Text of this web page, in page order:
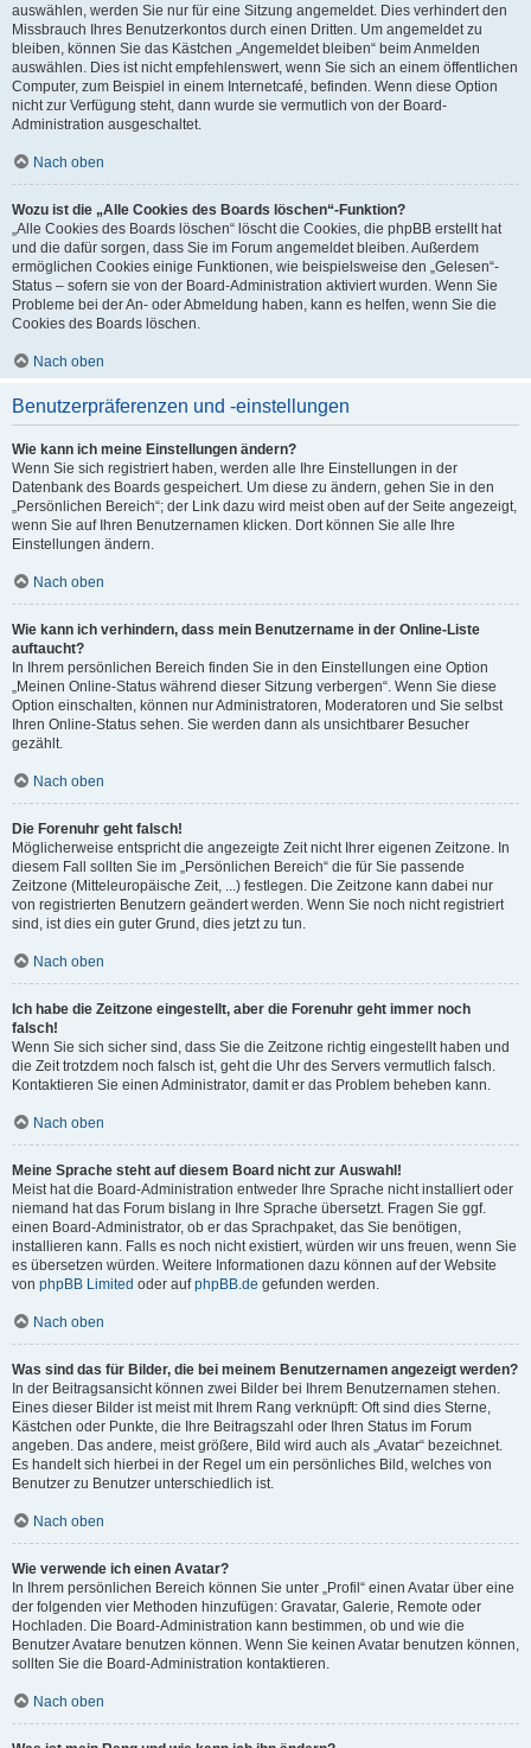
auswählen, werden Sie nur für eine Sitzung angemeldet. Dies verhindert den
Missbrauch Ihres Benutzerkontos durch einen Dritten. Um angemeldet zu
bleiben, können Sie das Kästchen „Angemeldet bleiben“ beim Anmelden
auswählen. Dies ist nicht empfehlenswert, wenn Sie sich an einem öffentlichen
Computer, zum Beispiel in einem Internetcafé, befinden. Wenn diese Option
nicht zur Verfügung steht, dann wurde sie vermutlich von der Board-
Administration ausgeschaltet.
Nach oben
Wozu ist die „Alle Cookies des Boards löschen“-Funktion?
„Alle Cookies des Boards löschen“ löscht die Cookies, die phpBB erstellt hat
und die dafür sorgen, dass Sie im Forum angemeldet bleiben. Außerdem
ermöglichen Cookies einige Funktionen, wie beispielsweise den „Gelesen“-
Status – sofern sie von der Board-Administration aktiviert wurden. Wenn Sie
Probleme bei der An- oder Abmeldung haben, kann es helfen, wenn Sie die
Cookies des Boards löschen.
Nach oben
Benutzerpräferenzen und -einstellungen
Wie kann ich meine Einstellungen ändern?
Wenn Sie sich registriert haben, werden alle Ihre Einstellungen in der
Datenbank des Boards gespeichert. Um diese zu ändern, gehen Sie in den
„Persönlichen Bereich“; der Link dazu wird meist oben auf der Seite angezeigt,
wenn Sie auf Ihren Benutzernamen klicken. Dort können Sie alle Ihre
Einstellungen ändern.
Nach oben
Wie kann ich verhindern, dass mein Benutzername in der Online-Liste
auftaucht?
In Ihrem persönlichen Bereich finden Sie in den Einstellungen eine Option
„Meinen Online-Status während dieser Sitzung verbergen“. Wenn Sie diese
Option einschalten, können nur Administratoren, Moderatoren und Sie selbst
Ihren Online-Status sehen. Sie werden dann als unsichtbarer Besucher
gezählt.
Nach oben
Die Forenuhr geht falsch!
Möglicherweise entspricht die angezeigte Zeit nicht Ihrer eigenen Zeitzone. In
diesem Fall sollten Sie im „Persönlichen Bereich“ die für Sie passende
Zeitzone (Mitteleuropäische Zeit, ...) festlegen. Die Zeitzone kann dabei nur
von registrierten Benutzern geändert werden. Wenn Sie noch nicht registriert
sind, ist dies ein guter Grund, dies jetzt zu tun.
Nach oben
Ich habe die Zeitzone eingestellt, aber die Forenuhr geht immer noch
falsch!
Wenn Sie sich sicher sind, dass Sie die Zeitzone richtig eingestellt haben und
die Zeit trotzdem noch falsch ist, geht die Uhr des Servers vermutlich falsch.
Kontaktieren Sie einen Administrator, damit er das Problem beheben kann.
Nach oben
Meine Sprache steht auf diesem Board nicht zur Auswahl!
Meist hat die Board-Administration entweder Ihre Sprache nicht installiert oder
niemand hat das Forum bislang in Ihre Sprache übersetzt. Fragen Sie ggf.
einen Board-Administrator, ob er das Sprachpaket, das Sie benötigen,
installieren kann. Falls es noch nicht existiert, würden wir uns freuen, wenn Sie
es übersetzen würden. Weitere Informationen dazu können auf der Website
von phpBB Limited oder aufphpBB.de gefunden werden.
Nach oben
Was sind das für Bilder, die bei meinem Benutzernamen angezeigt werden?
In der Beitragsansicht können zwei Bilder bei Ihrem Benutzernamen stehen.
Eines dieser Bilder ist meist mit Ihrem Rang verknüpft: Oft sind dies Sterne,
Kästchen oder Punkte, die Ihre Beitragszahl oder Ihren Status im Forum
angeben. Das andere, meist größere, Bild wird auch als „Avatar“ bezeichnet.
Es handelt sich hierbei in der Regel um ein persönliches Bild, welches von
Benutzer zu Benutzer unterschiedlich ist.
Nach oben
Wie verwende ich einen Avatar?
In Ihrem persönlichen Bereich können Sie unter „Profil“ einen Avatar über eine
der folgenden vier Methoden hinzufügen: Gravatar, Galerie, Remote oder
Hochladen. Die Board-Administration kann bestimmen, ob und wie die
Benutzer Avatare benutzen können. Wenn Sie keinen Avatar benutzen können,
sollten Sie die Board-Administration kontaktieren.
Nach oben